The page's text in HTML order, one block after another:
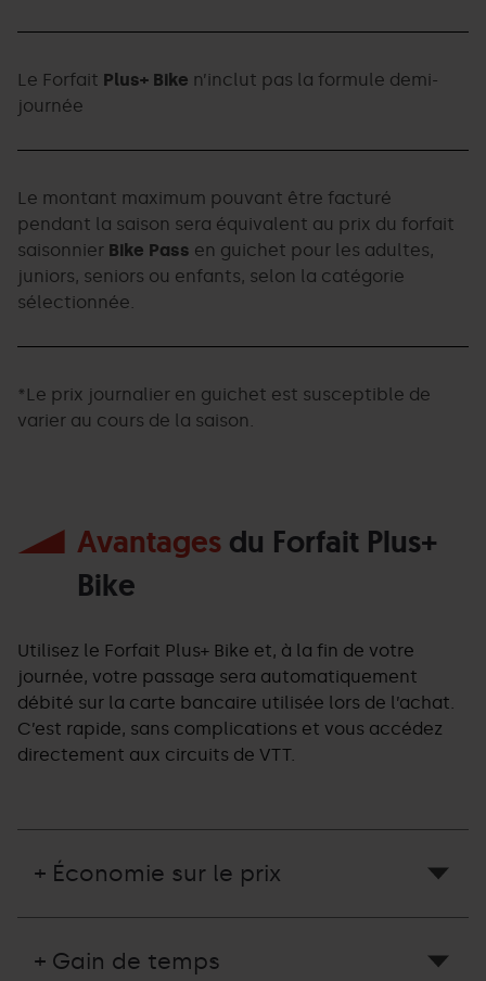
Le Forfait Plus+ Bike n’inclut pas la formule demi-
journée
Le montant maximum pouvant être facturé
pendant la saison sera équivalent au prix du forfait
saisonnier Bike Pass en guichet pour les adultes,
juniors, seniors ou enfants, selon la catégorie
sélectionnée.
*Le prix journalier en guichet est susceptible de
varier au cours de la saison.
Avantages du Forfait Plus+
Bike
Utilisez le Forfait Plus+ Bike et, à la fin de votre
journée, votre passage sera automatiquement
débité sur la carte bancaire utilisée lors de l’achat.
C’est rapide, sans complications et vous accédez
directement aux circuits de VTT.
+ Économie sur le prix
+ Gain de temps